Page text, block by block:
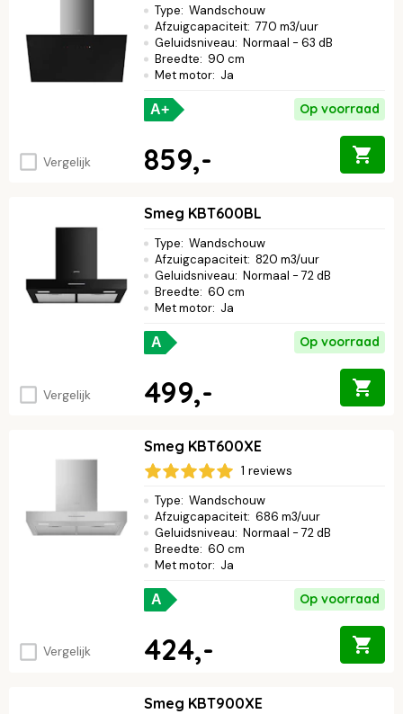
dan voor een SMEG afzuigkap.Lees verder ↓
Vergelijk
Type: Wandschouw
Afzuigcapaciteit: 770 m3/uur
Geluidsniveau: Normaal - 63 dB
Breedte: 90 cm
Met motor: Ja
A+ Op voorraad
859,-
Vergelijk
Smeg KBT600BL
Type: Wandschouw
Afzuigcapaciteit: 820 m3/uur
Geluidsniveau: Normaal - 72 dB
Breedte: 60 cm
Met motor: Ja
A Op voorraad
499,-
Vergelijk
Smeg KBT600XE
1 reviews
Type: Wandschouw
Afzuigcapaciteit: 686 m3/uur
Geluidsniveau: Normaal - 72 dB
Breedte: 60 cm
Met motor: Ja
A Op voorraad
424,-
Smeg KBT900XE